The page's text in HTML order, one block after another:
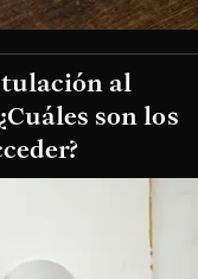
al
son los